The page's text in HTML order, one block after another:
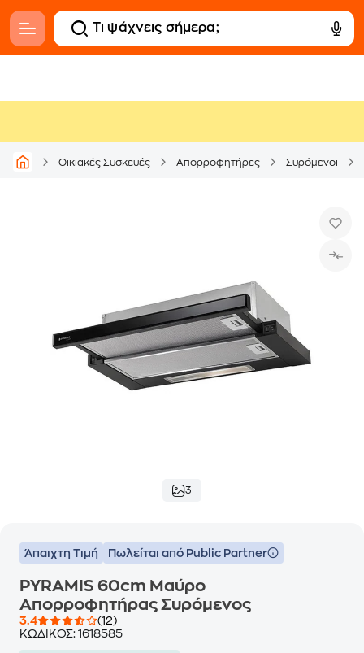
Οικιακές Συσκευές Απορροφητήρες Συρόμενοι
3
Άπαιχτη Τιμή Πωλείται από Public Partner
PYRAMIS 60cm Μαύρο
Απορροφητήρας Συρόμενος
3.4
(12)
ΚΩΔΙΚΟΣ: 1618585